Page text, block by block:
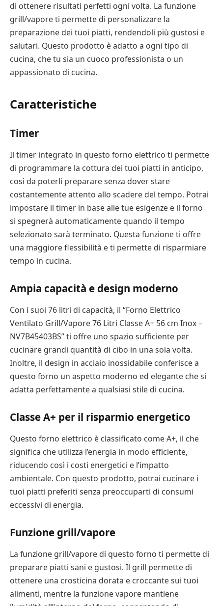
di ottenere risultati perfetti ogni volta. La funzione
grill/vapore ti permette di personalizzare la
preparazione dei tuoi piatti, rendendoli più gustosi e
salutari. Questo prodotto è adatto a ogni tipo di
cucina, che tu sia un cuoco professionista o un
appassionato di cucina.
Caratteristiche
Timer
Il timer integrato in questo forno elettrico ti permette
di programmare la cottura dei tuoi piatti in anticipo,
così da poterli preparare senza dover stare
costantemente attento allo scadere del tempo. Potrai
impostare il timer in base alle tue esigenze e il forno
si spegnerà automaticamente quando il tempo
selezionato sarà terminato. Questa funzione ti offre
una maggiore flessibilità e ti permette di risparmiare
tempo in cucina.
Ampia capacità e design moderno
Con i suoi 76 litri di capacità, il “Forno Elettrico
Ventilato Grill/Vapore 76 Litri Classe A+ 56 cm Inox –
NV7B45403BS” ti offre uno spazio sufficiente per
cucinare grandi quantità di cibo in una sola volta.
Inoltre, il design in acciaio inossidabile conferisce a
questo forno un aspetto moderno ed elegante che si
adatta perfettamente a qualsiasi stile di cucina.
Classe A+ per il risparmio energetico
Questo forno elettrico è classificato come A+, il che
significa che utilizza l’energia in modo efficiente,
riducendo così i costi energetici e l’impatto
ambientale. Con questo prodotto, potrai cucinare i
tuoi piatti preferiti senza preoccuparti di consumi
eccessivi di energia.
Funzione grill/vapore
La funzione grill/vapore di questo forno ti permette di
preparare piatti sani e gustosi. Il grill permette di
ottenere una crosticina dorata e croccante sui tuoi
alimenti, mentre la funzione vapore mantiene